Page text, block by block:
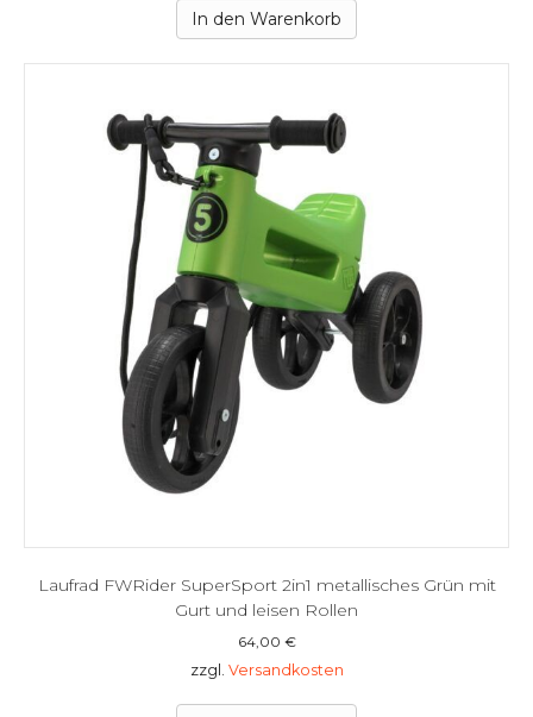
In den Warenkorb
Laufrad FWRider SuperSport 2in1 metallisches Grün mit
Gurt und leisen Rollen
64,00 €
zzgl. Versandkosten